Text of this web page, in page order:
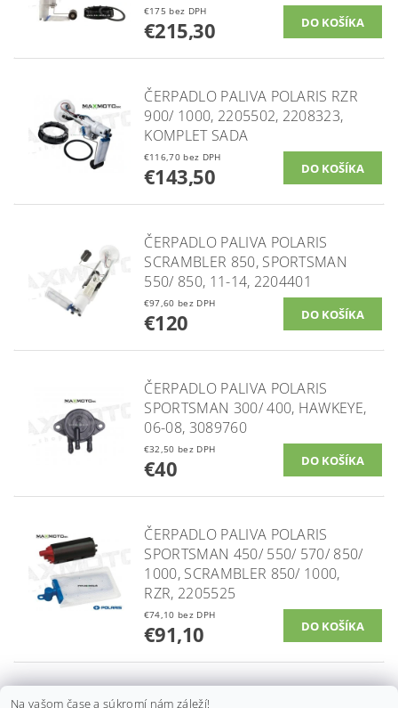
€175 bez DPH
€215,30
ČERPADLO PALIVA POLARIS RZR
900/ 1000, 2205502, 2208323,
KOMPLET SADA
€116,70 bez DPH
€143,50
ČERPADLO PALIVA POLARIS
SCRAMBLER 850, SPORTSMAN
550/ 850, 11-14, 2204401
€97,60 bez DPH
€120
ČERPADLO PALIVA POLARIS
SPORTSMAN 300/ 400, HAWKEYE,
06-08, 3089760
€32,50 bez DPH
€40
ČERPADLO PALIVA POLARIS
SPORTSMAN 450/ 550/ 570/ 850/
1000, SCRAMBLER 850/ 1000,
RZR, 2205525
€74,10 bez DPH
€91,10
ČERPADLO PALIVA POLARIS
Na vašom čase a súkromí nám záleží!